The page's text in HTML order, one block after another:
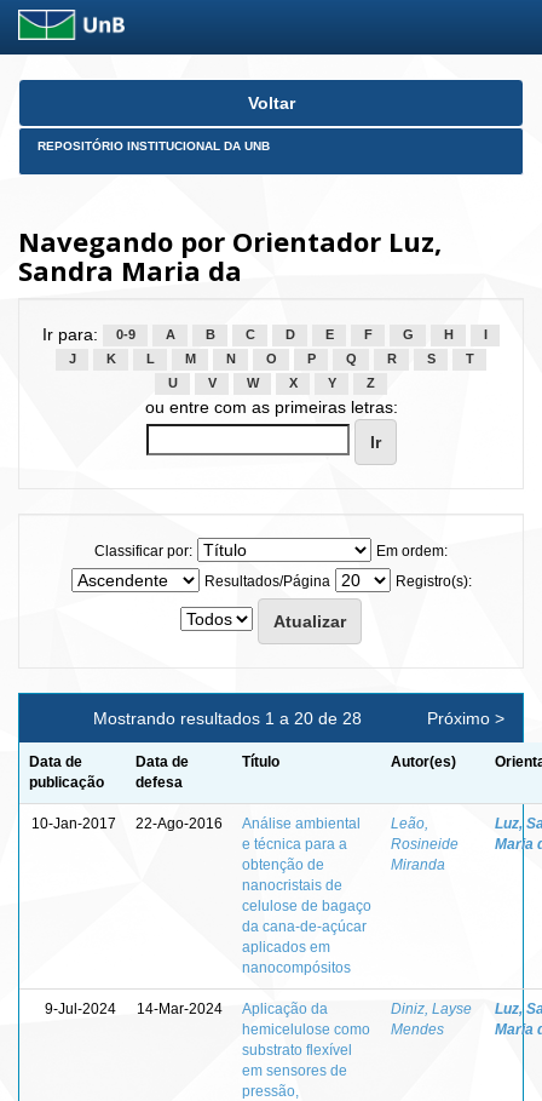
Skip
Voltar
REPOSITÓRIO INSTITUCIONAL DA UNB
Navegando por Orientador Luz,
Sandra Maria da
Ir para: 0-9 A B C D E F G H
J
K L M N O P Q R S
T
U
V W X Y Z
ou entre com as primeiras letras:
Classificar por:
Em ordem:
Resultados/Página
Registro(s):
Mostrando resultados 1 a 20 de 28 Próximo >
Data de
publicação
Data de
defesa
Título Autor(es)
10-Jan-2017 22-Ago-2016
Análise ambiental
e técnica para a
obtenção de
nanocristais de
celulose de bagaço
da cana-de-açúcar
aplicados em
nanocompósitos
Leão,
Rosineide
Miranda
Luz,
Maria
9-Jul-2024 14-Mar-2024
Aplicação da
hemicelulose como
substrato flexível
em sensores de
pressão,
Diniz, Layse
Mendes
Luz,
Maria